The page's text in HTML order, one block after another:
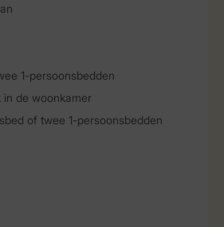
1-persoonsbedden
de woonkamer
of twee 1-persoonsbedden